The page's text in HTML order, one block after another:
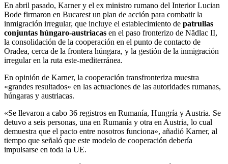
En abril pasado, Karner y el ex ministro rumano del Interior Lucian
Bode firmaron en Bucarest un plan de acción para combatir la
inmigración irregular, que incluye el establecimiento de patrullas
conjuntas húngaro-austriacas en el paso fronterizo de Nădlac II,
la consolidación de la cooperación en el punto de contacto de
Oradea, cerca de la frontera húngara, y la gestión de la inmigración
irregular en la ruta este-mediterránea.
En opinión de Karner, la cooperación transfronteriza muestra
«grandes resultados» en las actuaciones de las autoridades rumanas,
húngaras y austriacas.
«Se llevaron a cabo 36 registros en Rumanía, Hungría y Austria. Se
detuvo a seis personas, una en Rumanía y otra en Austria, lo cual
demuestra que el pacto entre nosotros funciona», añadió Karner, al
tiempo que señaló que este modelo de cooperación debería
impulsarse en toda la UE.